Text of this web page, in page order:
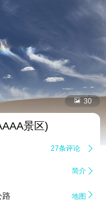
 30
景区)
27条评论 
简介 
路 地图 